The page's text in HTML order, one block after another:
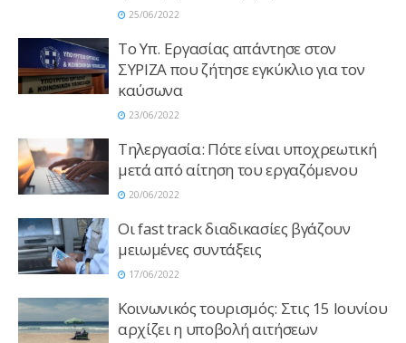
25/06/2022
To Υπ. Εργασίας απάντησε στον
ΣΥΡΙΖΑ που ζήτησε εγκύκλιο για τον
καύσωνα
23/06/2022
Τηλεργασία: Πότε είναι υποχρεωτική
μετά από αίτηση του εργαζόμενου
20/06/2022
Οι fast track διαδικασίες βγάζουν
μειωμένες συντάξεις
17/06/2022
Κοινωνικός τουρισμός: Στις 15 Ιουνίου
αρχίζει η υποβολή αιτήσεων